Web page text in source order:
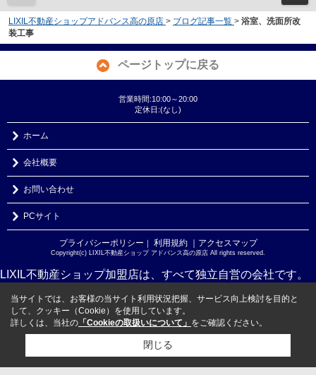
LIXIL不動産ショップアドバンス高の原店 > ブログ記事一覧 > 浴室、洗面所改
装工事
ページトップに戻る
営業時間:10:00～20:00
定休日:(なし)
ホーム
会社概要
お問い合わせ
PCサイト
プライバシーポリシー ｜ 利用規約 ｜アクセスマップ
Copyright(c) LIXIL不動産ショップ アドバンス高の原店 All rights reserved.
LIXIL不動産ショップ加盟店は、すべて独立自営の会社です。
当サイトでは、お客様の当サイト利用状況把握、サービス向上検討を目的と
して、クッキー（Cookie）を使用しています。
詳しくは、当社の 「Cookieの取扱いについて」 をご確認ください。
閉じる